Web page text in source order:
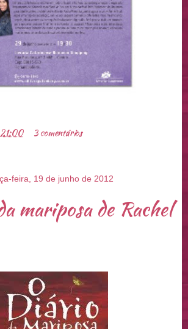
21:00 3 comentários
feira, 19 de junho de 2012
mariposa de Rachel